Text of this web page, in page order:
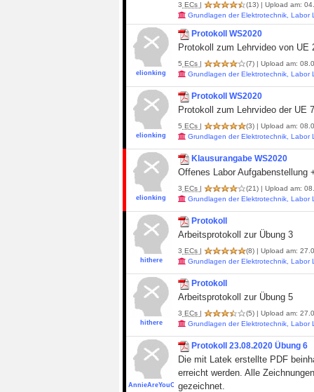
3 ECs | (13) | Upload am:
Grundlagen der Elektrotechnik, Labor
elionking
Protokoll WS2020
Protokoll zum Lehrvideo von UE
5 ECs | (7) | Upload am:
Grundlagen der Elektrotechnik, Labor
elionking
Protokoll WS2020
Protokoll zum Lehrvideo der UE
5 ECs | (3) | Upload am:
Grundlagen der Elektrotechnik, Labor
elionking
Klausurangabe WS2020
Offenes Labor Aufgabenstellung
3 ECs | (21) | Upload am:
Grundlagen der Elektrotechnik, Labor
hithere
Protokoll
Arbeitsprotokoll zur Übung 3
3 ECs | (8) | Upload am:
Grundlagen der Elektrotechnik, Labor
hithere
Protokoll
Arbeitsprotokoll zur Übung 5
3 ECs | (5) | Upload am:
Grundlagen der Elektrotechnik, Labor
AnnieAreYouOk
Protokoll 23.08.2020 Übung 6
Die mit Latek erstellte PDF
erreicht werden. Alle
gezeichnet.